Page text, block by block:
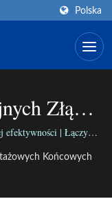
Polska
Złączy
Złącz
efektywności | Łączymy
Końcowych